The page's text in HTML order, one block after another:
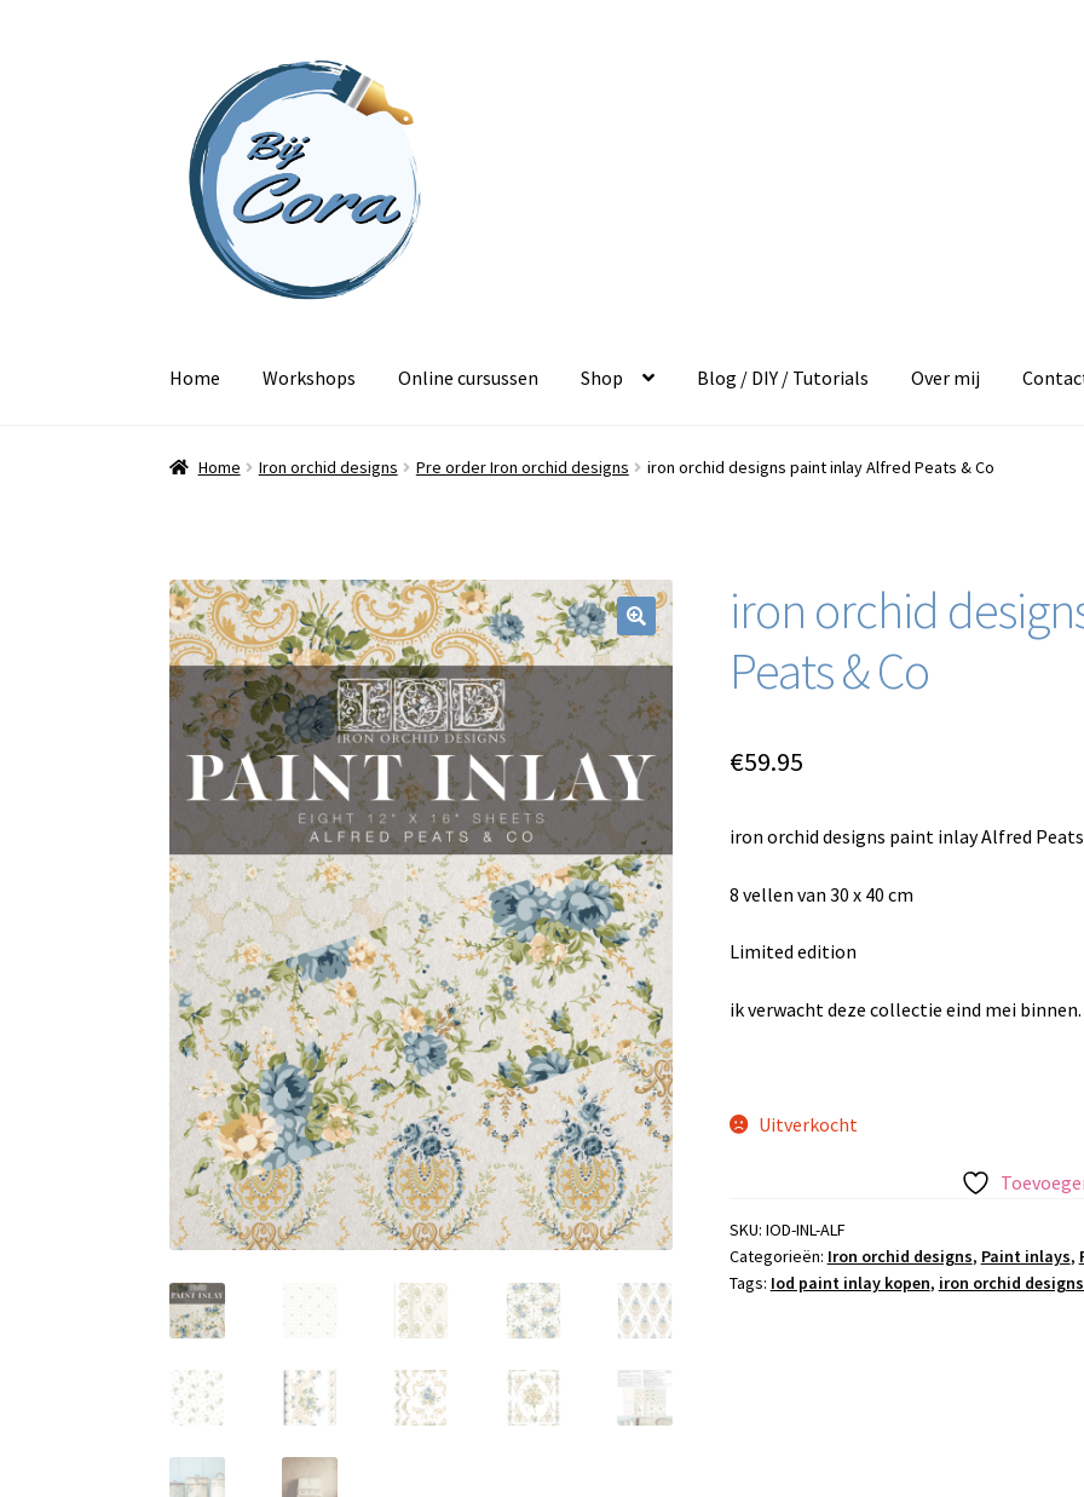
naar
navigatie
inhoud
Home Workshops Online cursussen Shop Blog / DIY / Tutorials Over mij
Home Iron orchid designs Pre order Iron orchid designs iron orchid designs paint inlay Alfred Peats & Co
iron orchid
Peats & Co
€59.95
iron orchid designs paint inlay Alfred Peats
8 vellen van 30 x 40 cm
Limited edition
ik verwacht deze collectie eind mei binnen.
Uitverkocht
SKU: IOD-INL-ALF
Categorieën: Iron orchid designs, Paint inlays,
Tags: Iod paint inlay kopen, iron orchid